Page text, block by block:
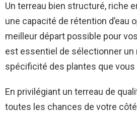
Un terreau bien structuré, riche
une capacité de rétention d’eau
meilleur départ possible pour
est essentiel de sélectionner un
spécificité des plantes que
En privilégiant un terreau de
toutes les chances de votre